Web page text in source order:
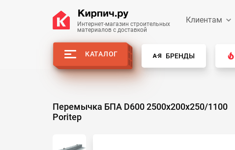
Интернет-магазин строительных
материалов с доставкой
Клиентам
КАТАЛОГ БРЕНДЫ
Перемычка БПА D600 2500х200х250/1100
Poritep